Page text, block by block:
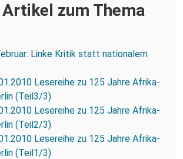
zum Thema
Linke Kritik statt nationalem
Lesereihe zu 125 Jahre Afrika-
(Teil3/3)
Lesereihe zu 125 Jahre Afrika-
(Teil2/3)
Lesereihe zu 125 Jahre Afrika-
(Teil1/3)